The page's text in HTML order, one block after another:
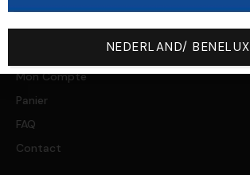
NOLOGO BY YOU
VOTRE COMPTE
Mon Compte
Panier
FAQ
Contact
NEDERLAND/ BENELUX